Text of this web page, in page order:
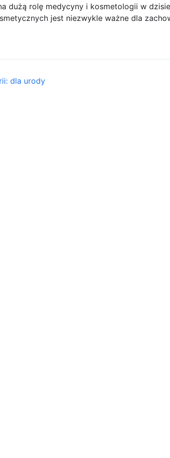
dużą rolę medycyny i kosmetologii w
jest niezwykle ważne dla
dla urody